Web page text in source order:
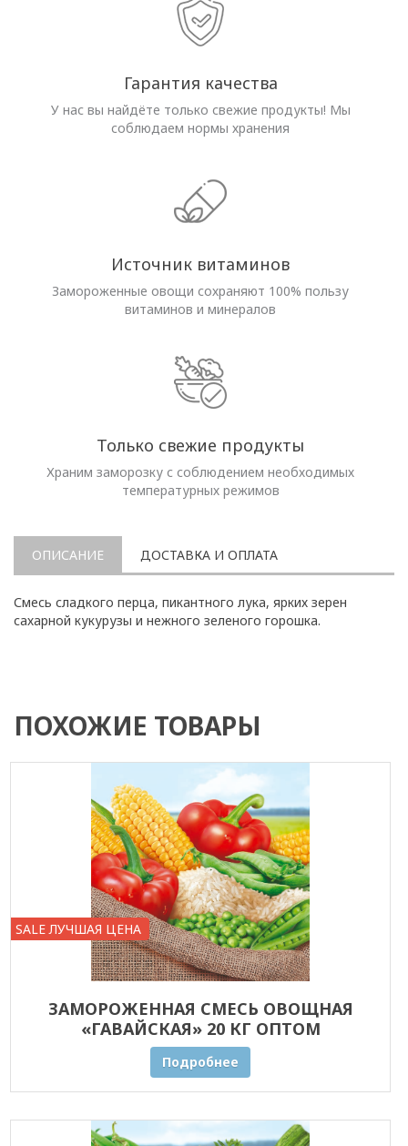
Гарантия качества
У нас вы найдёте только свежие продукты! Мы
соблюдаем нормы хранения
Источник витаминов
Замороженные овощи сохраняют 100% пользу
витаминов и минералов
Только свежие продукты
Храним заморозку с соблюдением необходимых
температурных режимов
ОПИСАНИЕ ДОСТАВКА И ОПЛАТА
Смесь сладкого перца, пикантного лука, ярких зерен
сахарной кукурузы и нежного зеленого горошка.
ПОХОЖИЕ ТОВАРЫ
SALE ЛУЧШАЯ ЦЕНА
ЗАМОРОЖЕННАЯ СМЕСЬ ОВОЩНАЯ
«ГАВАЙСКАЯ» 20 КГ ОПТОМ
Подробнее